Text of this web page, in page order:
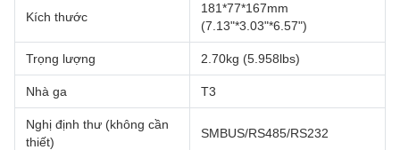
Kích thước
181*77*167mm
(7.13"*3.03"*6.57")
Trọng lượng 2.70kg (5.958lbs)
Nhà ga T3
Nghị định thư (không cần
thiết)
SMBUS/RS485/RS232